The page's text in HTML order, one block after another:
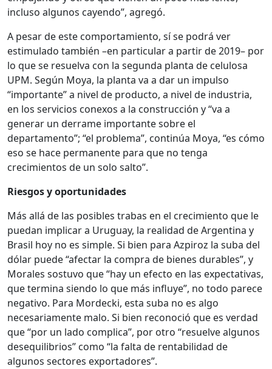
incluso algunos cayendo”, agregó.
A pesar de este comportamiento, sí se podrá ver
estimulado también –en particular a partir de 2019– por
lo que se resuelva con la segunda planta de celulosa
UPM. Según Moya, la planta va a dar un impulso
“importante” a nivel de producto, a nivel de industria,
en los servicios conexos a la construcción y “va a
generar un derrame importante sobre el
departamento”; “el problema”, continúa Moya, “es cómo
eso se hace permanente para que no tenga
crecimientos de un solo salto”.
Riesgos y oportunidades
Más allá de las posibles trabas en el crecimiento que le
puedan implicar a Uruguay, la realidad de Argentina y
Brasil hoy no es simple. Si bien para Azpiroz la suba del
dólar puede “afectar la compra de bienes durables”, y
Morales sostuvo que “hay un efecto en las expectativas,
que termina siendo lo que más influye”, no todo parece
negativo. Para Mordecki, esta suba no es algo
necesariamente malo. Si bien reconoció que es verdad
que “por un lado complica”, por otro “resuelve algunos
desequilibrios” como “la falta de rentabilidad de
algunos sectores exportadores”.